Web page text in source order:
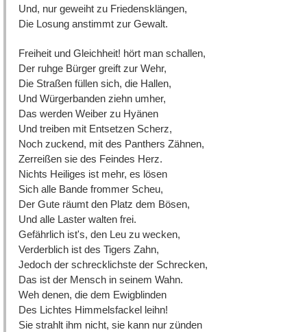
Und, nur geweiht zu Friedensklängen,
Die Losung anstimmt zur Gewalt.
Freiheit und Gleichheit! hört man schallen,
Der ruhge Bürger greift zur Wehr,
Die Straßen füllen sich, die Hallen,
Und Würgerbanden ziehn umher,
Das werden Weiber zu Hyänen
Und treiben mit Entsetzen Scherz,
Noch zuckend, mit des Panthers Zähnen,
Zerreißen sie des Feindes Herz.
Nichts Heiliges ist mehr, es lösen
Sich alle Bande frommer Scheu,
Der Gute räumt den Platz dem Bösen,
Und alle Laster walten frei.
Gefährlich ist's, den Leu zu wecken,
Verderblich ist des Tigers Zahn,
Jedoch der schrecklichste der Schrecken,
Das ist der Mensch in seinem Wahn.
Weh denen, die dem Ewigblinden
Des Lichtes Himmelsfackel leihn!
Sie strahlt ihm nicht, sie kann nur zünden